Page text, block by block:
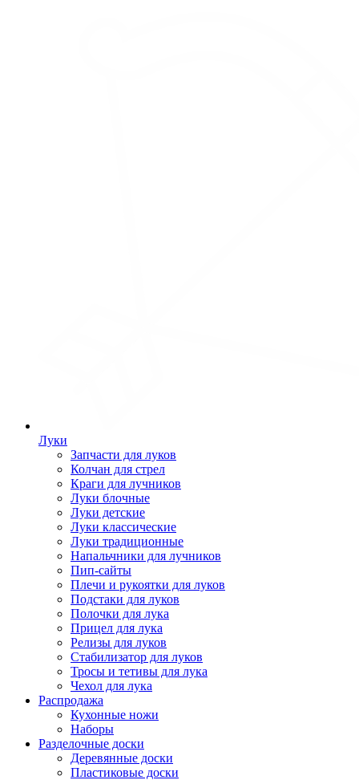
Луки
Запчасти для луков
Колчан для стрел
Краги для лучников
Луки блочные
Луки детские
Луки классические
Луки традиционные
Напальчники для лучников
Пип-сайты
Плечи и рукоятки для луков
Подстаки для луков
Полочки для лука
Прицел для лука
Релизы для луков
Стабилизатор для луков
Тросы и тетивы для лука
Чехол для лука
Распродажа
Кухонные ножи
Наборы
Разделочные доски
Деревянные доски
Пластиковые доски